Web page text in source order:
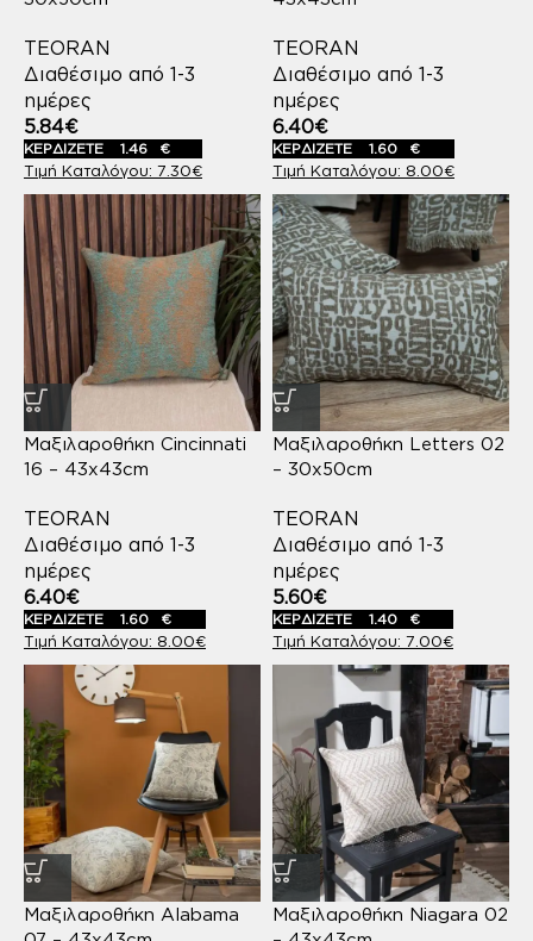
TEORAN
Διαθέσιμο από 1-3
ημέρες
7.30€
5.84€
ΚΕΡΔΙΖΕΤΕ 1.46 €
TEORAN
Διαθέσιμο από 1-3
ημέρες
8.00€
6.40€
ΚΕΡΔΙΖΕΤΕ 1.60 €
Μαξιλαροθήκη Cincinnati
16 – 43x43cm
TEORAN
Διαθέσιμο από 1-3
ημέρες
8.00€
6.40€
ΚΕΡΔΙΖΕΤΕ 1.60 €
Μαξιλαροθήκη Letters 02
– 30x50cm
TEORAN
Διαθέσιμο από 1-3
ημέρες
7.00€
5.60€
ΚΕΡΔΙΖΕΤΕ 1.40 €
Μαξιλαροθήκη Alabama
Μαξιλαροθήκη Niagara 02